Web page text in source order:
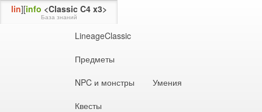
lin][info <Classic C4 x3>
База знаний
LineageClassic
Предметы
NPC и монстры
Умения
Квесты
Информация об NPC или монстре